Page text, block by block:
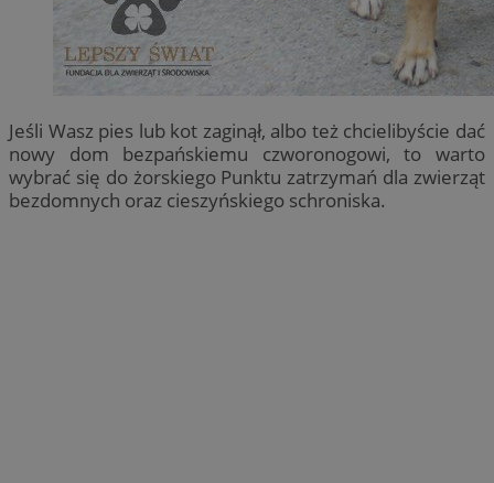
Jeśli Wasz pies lub kot zaginął, albo też chcielibyście dać
nowy dom bezpańskiemu czworonogowi, to warto
wybrać się do żorskiego Punktu zatrzymań dla zwierząt
bezdomnych oraz cieszyńskiego schroniska.